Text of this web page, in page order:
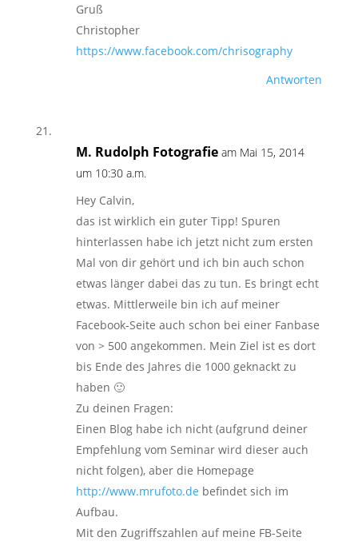
Gruß
Christopher
https://www.facebook.com/chrisography
Antworten
M. Rudolph Fotografie am Mai 15, 2014
um 10:30 a.m.
Hey Calvin,
das ist wirklich ein guter Tipp! Spuren
hinterlassen habe ich jetzt nicht zum ersten
Mal von dir gehört und ich bin auch schon
etwas länger dabei das zu tun. Es bringt echt
etwas. Mittlerweile bin ich auf meiner
Facebook-Seite auch schon bei einer Fanbase
von > 500 angekommen. Mein Ziel ist es dort
bis Ende des Jahres die 1000 geknackt zu
haben 🙂
Zu deinen Fragen:
Einen Blog habe ich nicht (aufgrund deiner
Empfehlung vom Seminar wird dieser auch
nicht folgen), aber die Homepage
http://www.mrufoto.de befindet sich im
Aufbau.
Mit den Zugriffszahlen auf meine FB-Seite